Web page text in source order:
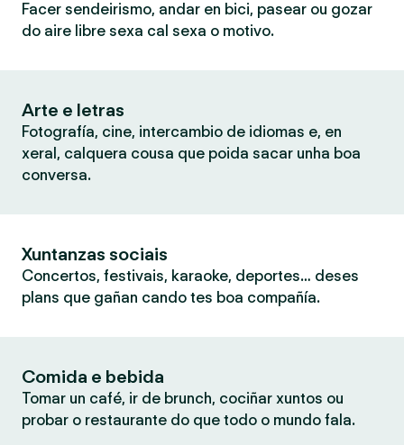
Facer sendeirismo, andar en bici, pasear ou gozar
do aire libre sexa cal sexa o motivo.
Arte e letras
Fotografía, cine, intercambio de idiomas e, en
xeral, calquera cousa que poida sacar unha boa
conversa.
Xuntanzas sociais
Concertos, festivais, karaoke, deportes… deses
plans que gañan cando tes boa compañía.
Comida e bebida
Tomar un café, ir de brunch, cociñar xuntos ou
probar o restaurante do que todo o mundo fala.